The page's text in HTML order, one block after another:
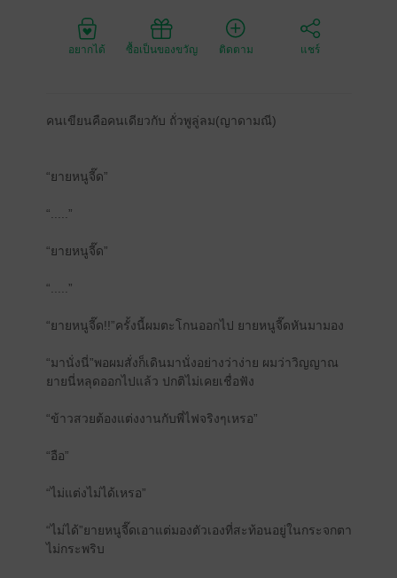
อยากได้ ซื้อเป็นของขวัญ ติดตาม แชร์
คนเขียนคือคนเดียวกับ ถั่วพูลู่ลม(ญาดามณี)
“ยายหนูจี๊ด”
“.....”
“ยายหนูจี๊ด”
“.....”
“ยายหนูจี๊ด!!”ครั้งนี้ผมตะโกนออกไป ยายหนูจี๊ดหันมามอง
“มานั่งนี่”พอผมสั่งก็เดินมานั่งอย่างว่าง่าย ผมว่าวิญญาณ
ยายนี่หลุดออกไปแล้ว ปกติไม่เคยเชื่อฟัง
“ข้าวสวยต้องแต่งงานกับพี่ไฟจริงๆเหรอ”
“อือ”
“ไม่แต่งไม่ได้เหรอ”
“ไม่ได้”ยายหนูจี๊ดเอาแต่มองตัวเองที่สะท้อนอยู่ในกระจกตา
ไม่กระพริบ